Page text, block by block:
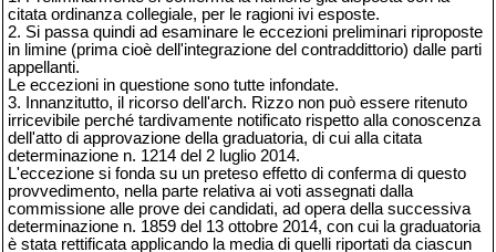
citata ordinanza collegiale, per le ragioni ivi esposte.
2. Si passa quindi ad esaminare le eccezioni preliminari riproposte
in limine (prima cioè dell'integrazione del contraddittorio) dalle parti
appellanti.
Le eccezioni in questione sono tutte infondate.
3. Innanzitutto, il ricorso dell'arch. Rizzo non può essere ritenuto
irricevibile perché tardivamente notificato rispetto alla conoscenza
dell'atto di approvazione della graduatoria, di cui alla citata
determinazione n. 1214 del 2 luglio 2014.
L'eccezione si fonda su un preteso effetto di conferma di questo
provvedimento, nella parte relativa ai voti assegnati dalla
commissione alle prove dei candidati, ad opera della successiva
determinazione n. 1859 del 13 ottobre 2014, con cui la graduatoria
è stata rettificata applicando la media di quelli riportati da ciascun